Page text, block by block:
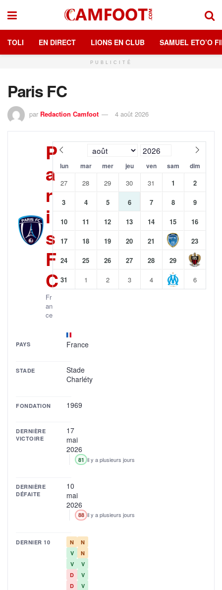
TOLI EN DIRECT LIONS EN CLUB SAMUEL ETO’O
PUBLICITÉ
Paris FC
par Redaction Camfoot 4 août 2026
P
a
r
i
s
F
C
Fr
an
ce
PAYS France
STADE
Stade
Charléty
FONDATION 1969
DERNIÈRE
VICTOIRE
17
mai
2026
81 il y a plusieurs jours
DERNIÈRE
DÉFAITE
10
mai
2026
88 il y a plusieurs jours
DERNIER 10 N
N
V
N
V
V
D
V
D
V
lun mar mer jeu ven sam dim
27 28 29 30 31 1 2
3 4 5 6 7 8 9
10 11 12 13 14 15 16
17 18 19 20 21 23
24 25 26 27 28 29
31 1 2 3 4 6